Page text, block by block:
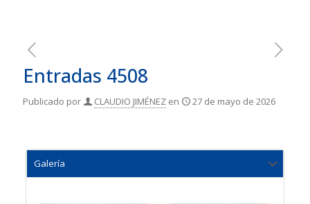
Entradas 4508
Publicado por CLAUDIO JIMÉNEZ en 27 de mayo de 2026